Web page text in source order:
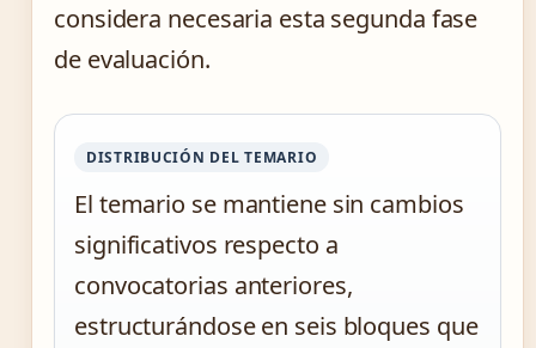
considera necesaria esta segunda fase
de evaluación.
DISTRIBUCIÓN DEL TEMARIO
El temario se mantiene sin cambios
significativos respecto a
convocatorias anteriores,
estructurándose en seis bloques que